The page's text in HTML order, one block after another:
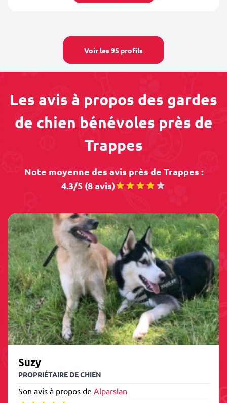
Voir les 95 profils
Les avis à propos des gardes
de chien bénévoles près de
Trappes
Note moyenne des avis près de Trappes :
4.3/5 (8 avis)
Suzy
PROPRIÉTAIRE DE CHIEN
Son avis à propos de Alparslan